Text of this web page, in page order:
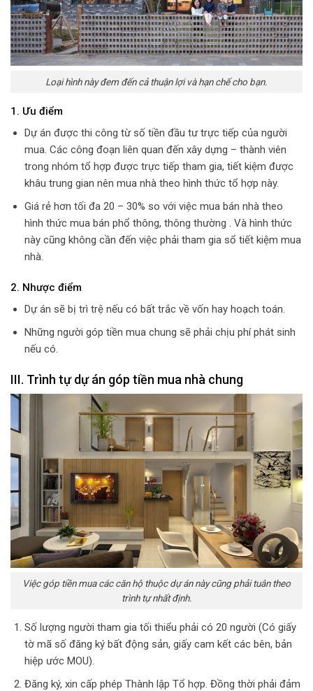
Loại hình này đem đến cả thuận lợi và hạn chế cho bạn.
1. Ưu điểm
Dự án được thi công từ số tiền đầu tư trực tiếp của người
mua. Các công đoạn liên quan đến xây dựng – thành viên
trong nhóm tổ hợp được trực tiếp tham gia, tiết kiệm được
khâu trung gian nên mua nhà theo hình thức tổ hợp này.
Giá rẻ hơn tối đa 20 – 30% so với việc mua bán nhà theo
hình thức mua bán phổ thông, thông thường . Và hình thức
này cũng không cần đến việc phải tham gia sổ tiết kiệm mua
nhà.
2. Nhược điểm
Dự án sẽ bị trì trệ nếu có bất trắc về vốn hay hoạch toán.
Những người góp tiền mua chung sẽ phải chịu phí phát sinh
nếu có.
III. Trình tự dự án góp tiền mua nhà chung
Việc góp tiền mua các căn hộ thuộc dự án này cũng phải tuân theo
trình tự nhất định.
Số lượng người tham gia tối thiểu phải có 20 người (Có giấy
tờ mã số đăng ký bất động sản, giấy cam kết các bên, bản
hiệp ước MOU).
Đăng ký, xin cấp phép Thành lập Tổ hợp. Đồng thời phải đảm